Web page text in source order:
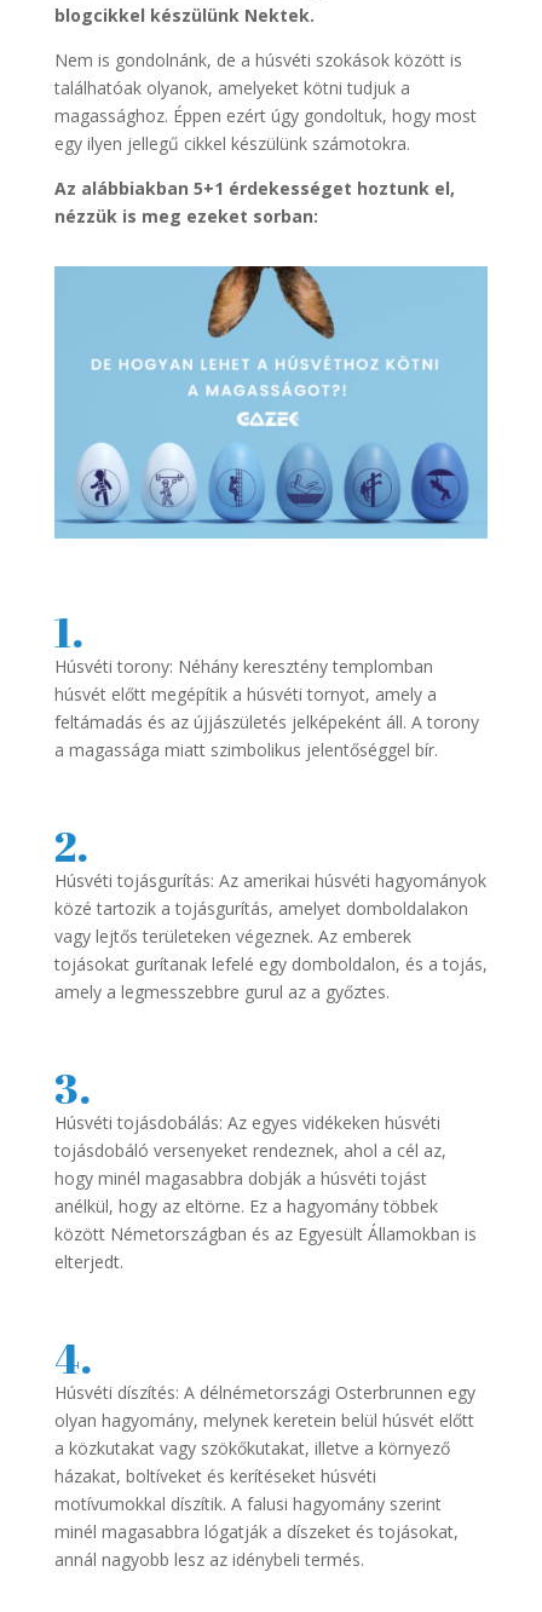
blogcikkel készülünk Nektek.
Nem is gondolnánk, de a húsvéti szokások között is
találhatóak olyanok, amelyeket kötni tudjuk a
magassághoz. Éppen ezért úgy gondoltuk, hogy most
egy ilyen jellegű cikkel készülünk számotokra.
Az alábbiakban 5+1 érdekességet hoztunk el,
nézzük is meg ezeket sorban:
1.
Húsvéti torony: Néhány keresztény templomban
húsvét előtt megépítik a húsvéti tornyot, amely a
feltámadás és az újjászületés jelképeként áll. A torony
a magassága miatt szimbolikus jelentőséggel bír.
2.
Húsvéti tojásgurítás: Az amerikai húsvéti hagyományok
közé tartozik a tojásgurítás, amelyet domboldalakon
vagy lejtős területeken végeznek. Az emberek
tojásokat gurítanak lefelé egy domboldalon, és a tojás,
amely a legmesszebbre gurul az a győztes.
3.
Húsvéti tojásdobálás: Az egyes vidékeken húsvéti
tojásdobáló versenyeket rendeznek, ahol a cél az,
hogy minél magasabbra dobják a húsvéti tojást
anélkül, hogy az eltörne. Ez a hagyomány többek
között Németországban és az Egyesült Államokban is
elterjedt.
4.
Húsvéti díszítés: A délnémetországi Osterbrunnen egy
olyan hagyomány, melynek keretein belül húsvét előtt
a közkutakat vagy szökőkutakat, illetve a környező
házakat, boltíveket és kerítéseket húsvéti
motívumokkal díszítik. A falusi hagyomány szerint
minél magasabbra lógatják a díszeket és tojásokat,
annál nagyobb lesz az idénybeli termés.